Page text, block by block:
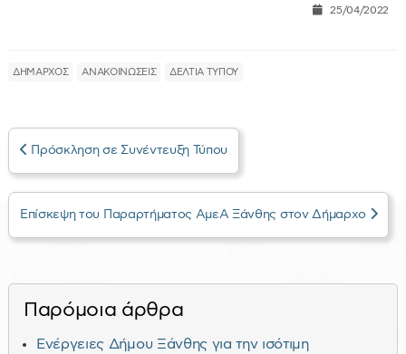
25/04/2022
ΔΗΜΑΡΧΟΣ ΑΝΑΚΟΙΝΩΣΕΙΣ ΔΕΛΤΙΑ ΤΥΠΟΥ
Πρόσκληση σε Συνέντευξη Τύπου
Επίσκεψη του Παραρτήματος ΑμεΑ Ξάνθης στον Δήμαρχο
Παρόμοια άρθρα
Ενέργειες Δήμου Ξάνθης για την ισότιμη